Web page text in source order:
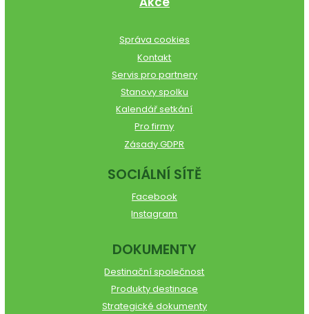
Správa cookies
Kontakt
Servis pro partnery
Stanovy spolku
Kalendář setkání
Pro firmy
Zásady GDPR
SOCIÁLNÍ SÍTĚ
Facebook
Instagram
DOKUMENTY
Destinační společnost
Produkty destinace
Strategické dokumenty